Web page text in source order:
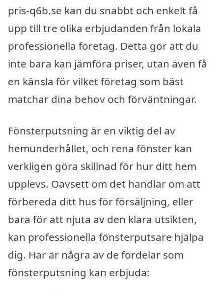
pris-q6b.se kan du snabbt och enkelt få
upp till tre olika erbjudanden från lokala
professionella företag. Detta gör att du
inte bara kan jämföra priser, utan även få
en känsla för vilket företag som bäst
matchar dina behov och förväntningar.
Fönsterputsning är en viktig del av
hemunderhållet, och rena fönster kan
verkligen göra skillnad för hur ditt hem
upplevs. Oavsett om det handlar om att
förbereda ditt hus för försäljning, eller
bara för att njuta av den klara utsikten,
kan professionella fönsterputsare hjälpa
dig. Här är några av de fördelar som
fönsterputsning kan erbjuda: